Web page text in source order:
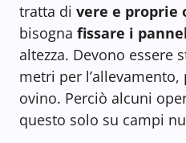
tratta di vere e proprie
bisogna fissare i
altezza. Devono essere
metri per
ovino. Perciò alcuni
questo solo su campi